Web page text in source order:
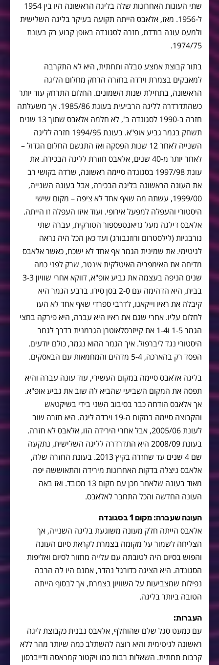
שתי העונות האחרונות שלה בליגה הראשונה היו בין 1954
ל-1956. מאז, אלאבס הייתה תקועה בעיקר בליגה השלישית
ולמעט עונה בודדת, חזרה לסגונדה באופן קבוע רק בעונת
1974/75.
בתור קבוצת אמצע טבלה ותחתית, היא לא התקרבה
למאבקים בצמרת וירדה בחזרה הרחק מחלום הליגה
הראשונה, בתחילת שנות השמונים. החלום התרחק עוד יותר
כשהתדרדרה לליגה הרביעית בעונת 1985/86. אך משעלתה
חזרה ב-1990 לסגונדה ב', לא חלמה אלאבס שתוך 13 שנים
תשחק בגמר גביע אופ"א. בעונת 1994/95 חזרה לליגה
השנייה לאחר 12 שנות הפסקה ואז התגשם החלום הגדול –
לאחר יותר מ-40 שנים, אלאבס חוזרת לליגה הבכירה. את
עונת 1997/98 בסגונדה סיימה ראשונה, שרדה בקושי רב
את העונה הראשונה בליגה הבכירה, אבל בעונה השנייה,
1999/00, עשתה מה שאף אחד לא ציפה – מקום שישי
היסטורי והעפלה למפעל אירופי. ועוד איזו העפלה זו הייתה.
אלאבס דילגה מעל גזיאנטפספור הטורקית, עברה שתי
נורבגיות (לילסטרום ורוזנבורג) ועד כאן הכל היה נראה
לגיטימי. את שמינית הגמר אף אחד לא ישכח, כאשר אלאבס
מדיחה את האימפריה האיטלקית אינטר, שרק לפני כמה
שנים הניפה בעצמה את גביע אופ"א, דווקא אחרי שוויון 3-3
בבית, היא הדהימה עם 2-0 בסן סירו. ברבע הגמר היא
קיבלה את ראיו וייקאנו, לדרבי ספרדי שאף אחד לא העז
לחלום עליו. אחרי שגם את ראיו היא עברה, היא פירקה בחצי
הגמר 1-5 ו1-4 את קייזרסלאוטרן הגרמנית בדרך לגמר
היסטורי נגד ליברפול. איך הגמר ההוא נגמר, כולם יודעים.
הפסד רק בהארכה, 5-4 מדהים והמחמאות עם הבאסקים.
בליגה אלאבס סיימה במקום העשירי, עוד עונה עברה והיא
תפסה את המקום השביעי שהביא לה שוב את גביע אופ"א.
אך אלאבס הודחה כבר בסיבוב השני בידי בשיקטאש
והקבוצה סיימה במקום ה-19 וירדה ליגה. היא חזרה שוב
לעונת 2005/06, אבל אחרי הירידה הזו, אלאבס לא חזרה.
בעונת 2008/09 היא התדרדרה לליגה השלישית, נתקעה
שם 4 שנים עד שחזרה בקיץ 2013. בעונת החזרה שלה,
אלאבס ניצלה בדקות האחרונות מירידה והתאוששה יפה
מאוד בעונה שלאחר מכן עם מקום 13 מכובד. ואז באה
העונה החדשה והכל התחבר לאלאבס.
העונה שעברה: מקום 1 בסגונדה
אלאבס הייתה חלק מעונה משוגעת בליגה השנייה, אך
הצליחה לשמור על מקומה בצמרת לקראת סיום העונה
והפוש בסיום היה לטובתה עם עלייה מחזור לסיום ואליפות
הסגונדה. היא הציגה כדורגל נהדר, אמנם היו לה הרבה
נפילות שמצביעות על השוויון בצמרת, אך לבסוף הייתה
הטובה ביותר בליגה.
העברות:
עם כמעט סגל שלם שהוחלף, אלאבס נבנית כקבוצת ליגה
ראשונה לגיטימית והיא רוצה להשתלב כמה שיותר מהר ללא
קרבות תחתית. השאלות רבות כמו ויקטור קמראסה ודייברסון